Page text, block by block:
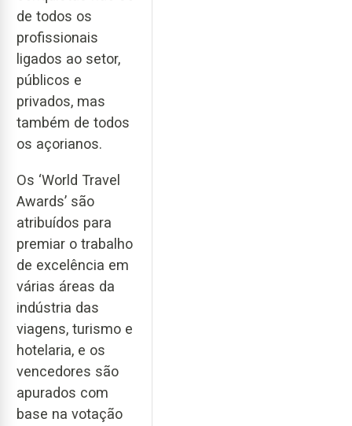
de todos os
profissionais
ligados ao setor,
públicos e
privados, mas
também de todos
os açorianos.
Os ‘World Travel
Awards’ são
atribuídos para
premiar o trabalho
de excelência em
várias áreas da
indústria das
viagens, turismo e
hotelaria, e os
vencedores são
apurados com
base na votação